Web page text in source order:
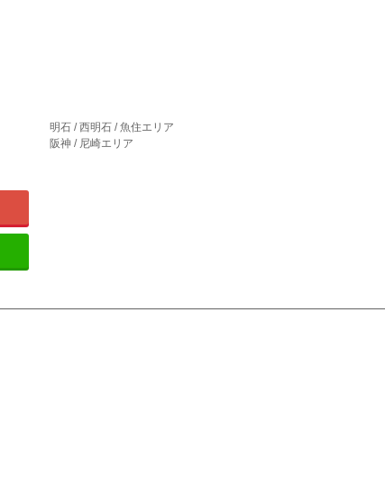
明石 / 西明石 / 魚住エリア
阪神 / 尼崎エリア